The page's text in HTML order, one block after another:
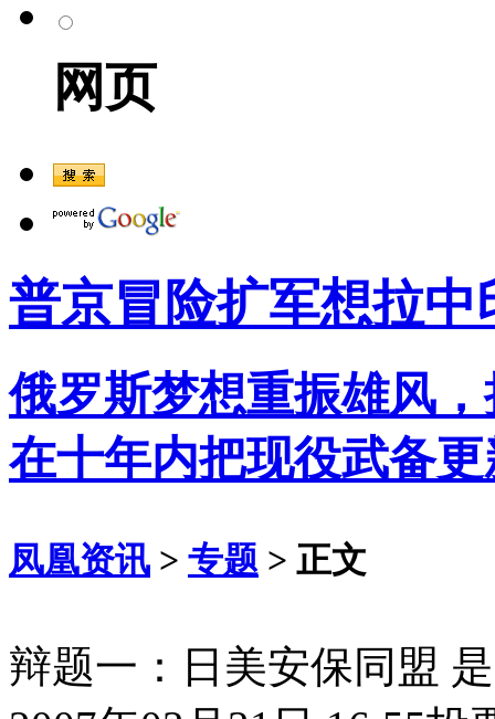
网页
普京冒险扩军想拉中
俄罗斯梦想重振雄风
在十年内把现役武备
凤凰资讯 > 专题 > 正文
辩题一：日美安保同盟